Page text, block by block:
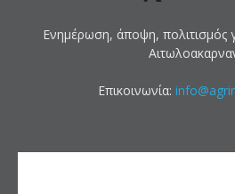
Ενημέρωση, άποψη, πολιτισμός
Επικοινωνία: